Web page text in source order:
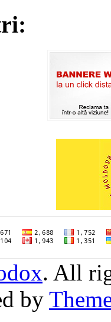
. All
by